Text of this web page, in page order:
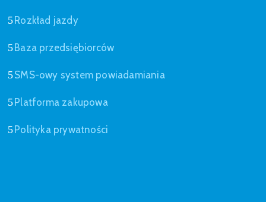
Rozkład jazdy
Baza przedsiębiorców
SMS-owy system powiadamiania
Platforma zakupowa
Polityka prywatności